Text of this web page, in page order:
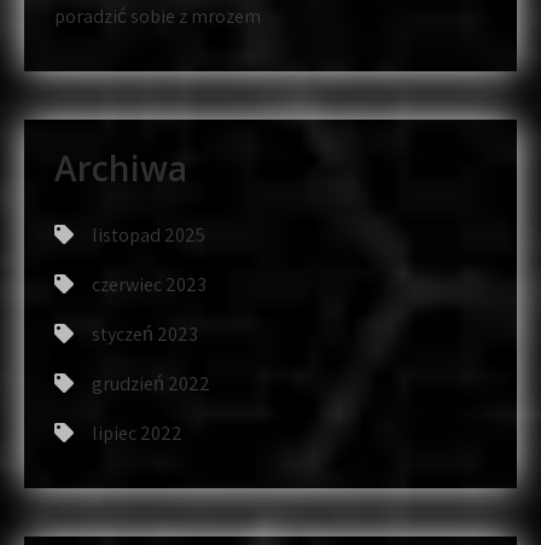
poradzić sobie z mrozem
Archiwa
listopad 2025
czerwiec 2023
styczeń 2023
grudzień 2022
lipiec 2022